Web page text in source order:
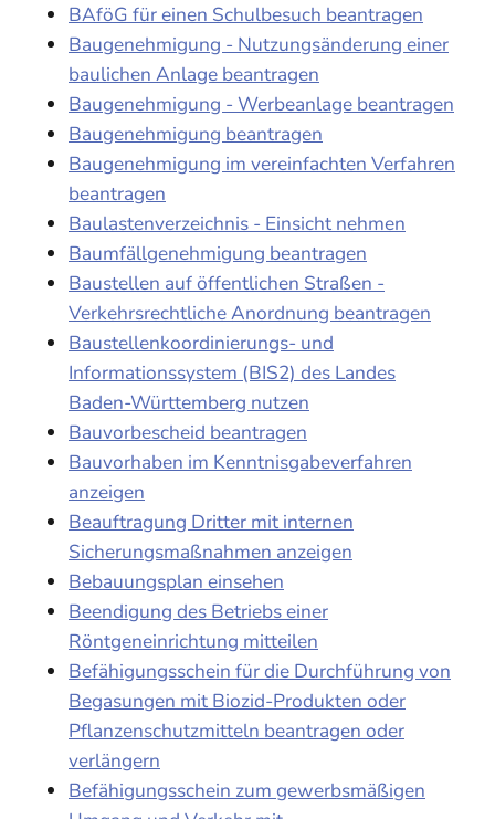
BAföG für einen Schulbesuch beantragen
Baugenehmigung - Nutzungsänderung einer
baulichen Anlage beantragen
Baugenehmigung - Werbeanlage beantragen
Baugenehmigung beantragen
Baugenehmigung im vereinfachten Verfahren
beantragen
Baulastenverzeichnis - Einsicht nehmen
Baumfällgenehmigung beantragen
Baustellen auf öffentlichen Straßen -
Verkehrsrechtliche Anordnung beantragen
Baustellenkoordinierungs- und
Informationssystem (BIS2) des Landes
Baden-Württemberg nutzen
Bauvorbescheid beantragen
Bauvorhaben im Kenntnisgabeverfahren
anzeigen
Beauftragung Dritter mit internen
Sicherungsmaßnahmen anzeigen
Bebauungsplan einsehen
Beendigung des Betriebs einer
Röntgeneinrichtung mitteilen
Befähigungsschein für die Durchführung von
Begasungen mit Biozid-Produkten oder
Pflanzenschutzmitteln beantragen oder
verlängern
Befähigungsschein zum gewerbsmäßigen